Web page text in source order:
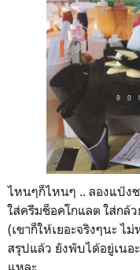
ไหนๆก็ไหนๆ .. ลองแป้ง
ใส่ครีมช็อคโกแลต ใส่กล้
(เขาก็ให้เยอะจริงๆนะ ไ
สรุปแล้ว ยังพับได้อยู่เน
แหละ